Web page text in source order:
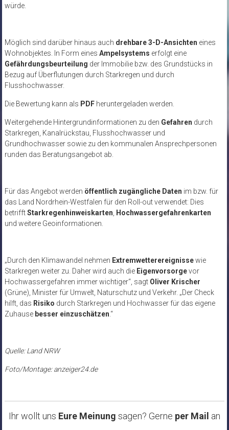
würde.
Möglich sind darüber hinaus auch drehbare 3-D-Ansichten eines
Wohnobjektes. In Form eines Ampelsystems erfolgt eine
Gefährdungsbeurteilung der Immobilie bzw. des Grundstücks in
Bezug auf Überflutungen durch Starkregen und durch
Flusshochwasser.
Die Bewertung kann als PDFheruntergeladen werden.
Weitergehende Hintergrundinformationen zu den Gefahren durch
Starkregen, Kanalrückstau, Flusshochwasser und
Grundhochwasser sowie zu den kommunalen Ansprechpersonen
runden das Beratungsangebot ab.
Für das Angebot werden öffentlich zugängliche Daten im bzw. für
das Land Nordrhein-Westfalen für den Roll-out verwendet: Dies
betrifftStarkregenhinweiskarten
Hochwassergefahrenkarten
und weitere Geoinformationen.
„Durch den Klimawandel nehmen Extremwetterereignissewie
Starkregen weiter zu. Daher wird auch die Eigenvorsorgevor
Hochwassergefahren immer wichtiger“, sagt Oliver Krischer
(Grüne), Minister für Umwelt, Naturschutz und Verkehr. „Der Check
hilft, das Risiko durch Starkregen und Hochwasser für das eigene
Zuhause besser einzuschätzen .“
Quelle: Land NRW
Foto/Montage: anzeiger24.de
Ihr wollt uns Eure Meinung sagen? Gerne per Mail an